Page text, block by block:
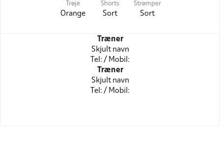
Trøje
Orange
Shorts
Sort
Strømper
Sort
Træner
Skjult navn
Tel: / Mobil:
Træner
Skjult navn
Tel: / Mobil: